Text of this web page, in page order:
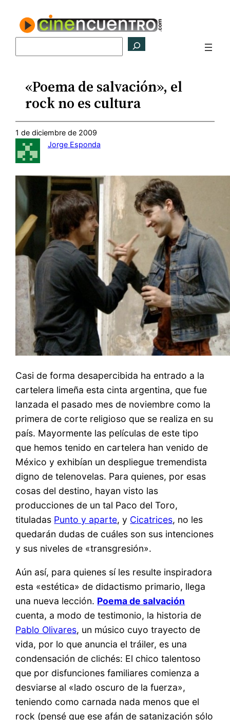
contenido
«Poema de salvación», el
rock no es cultura
1 de diciembre de 2009
Jorge Esponda
Casi de forma desapercibida ha entrado a la
cartelera limeña esta cinta argentina, que fue
lanzada el pasado mes de noviembre como la
primera de corte religioso que se realiza en su
país. Mayormente las películas de este tipo
que hemos tenido en cartelera han venido de
México y exhibían un despliegue tremendista
digno de telenovelas. Para quienes, por esas
cosas del destino, hayan visto las
producciones de un tal Paco del Toro,
tituladas Punto y aparte, y Cicatrices, no les
quedarán dudas de cuáles son sus intenciones
y sus niveles de «transgresión».
Aún así, para quienes sí les resulte inspiradora
esta «estética» de didactismo primario, llega
una nueva lección. Poema de salvación
cuenta, a modo de testimonio, la historia de
Pablo Olivares, un músico cuyo trayecto de
vida, por lo que anuncia el tráiler, es una
condensación de clichés: El chico talentoso
que por disfunciones familiares comienza a
desviarse al «lado oscuro de la fuerza»,
teniendo como carnada nada menos que el
rock (pensé que ese afán de satanización sólo